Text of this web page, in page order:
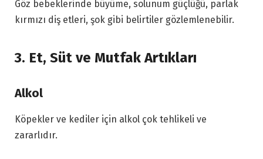
Göz bebeklerinde büyüme, solunum güçlüğü, parlak
kırmızı diş etleri, şok gibi belirtiler gözlemlenebilir.
3. Et, Süt ve Mutfak Artıkları
Alkol
Köpekler ve kediler için alkol çok tehlikeli ve
zararlıdır.